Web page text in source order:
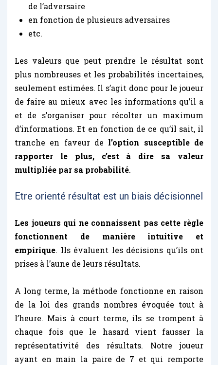
de l’adversaire
en fonction de plusieurs adversaires
etc.
Les valeurs que peut prendre le résultat sont
plus nombreuses et les probabilités incertaines,
seulement estimées. Il s’agit donc pour le joueur
de faire au mieux avec les informations qu’il a
et de s’organiser pour récolter un maximum
d’informations. Et en fonction de ce qu’il sait, il
tranche en faveur de l’option susceptible de
rapporter le plus, c’est à dire sa valeur
multipliée par sa probabilité.
Etre orienté résultat est un biais décisionnel
Les joueurs qui ne connaissent pas cette règle
fonctionnent de manière intuitive et
empirique. Ils évaluent les décisions qu’ils ont
prises à l’aune de leurs résultats.
A long terme, la méthode fonctionne en raison
de la loi des grands nombres évoquée tout à
l’heure. Mais à court terme, ils se trompent à
chaque fois que le hasard vient fausser la
représentativité des résultats. Notre joueur
ayant en main la paire de 7 et qui remporte